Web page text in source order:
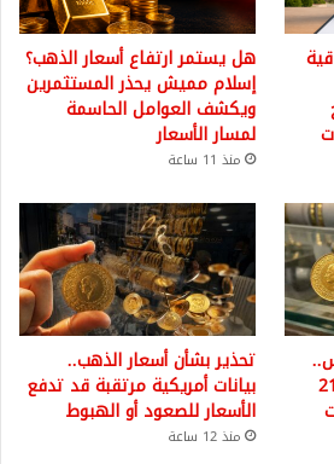
هل يستمر ارتفاع أسعار الذهب؟
إسلام مميش يحذر المستثمرين
ويكشف العوامل الحاسمة
لمسار الأسعار
منذ 11 ساعة
سعر جرام ذهب 24 و22 و21
تحذير بشأن أسعار الذهب..
بيانات أمريكية مرتقبة قد تدفع
الأسعار للصعود أو الهبوط
منذ 12 ساعة